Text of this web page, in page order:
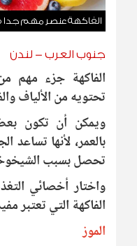
الفاكهة عنصر مهم جدا
جنوب العرب - لندن
الفاكهة جزء مهم
تحتويه من الألياف
ويمكن أن تكون
بالعمر، لأنها
تحصل بسبب
الفاكهة التي تعتبر
الموز